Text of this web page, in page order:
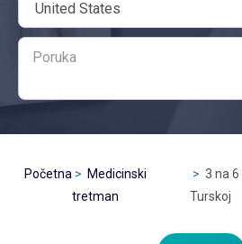
Početna
Medicinski
tretman
3 na
Turskoj